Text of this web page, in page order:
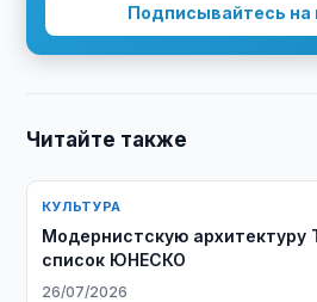
Подписывайтесь на
Читайте также
КУЛЬТУРА
Модернистскую архитектуру
список ЮНЕСКО
26/07/2026